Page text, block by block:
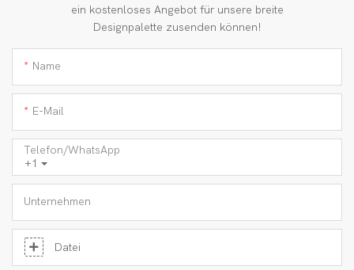
ein kostenloses Angebot für unsere breite
Designpalette zusenden können!
Name
E-Mail
+1
Telefon/WhatsApp
Unternehmen
Datei